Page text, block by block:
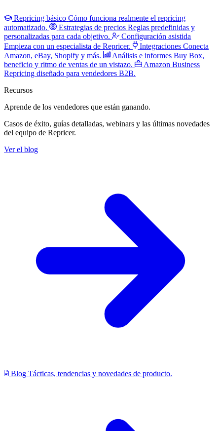
Repricing básico Cómo funciona realmente el repricing
automatizado.
Estrategias de precios Reglas predefinidas y
personalizadas para cada objetivo.
Configuración asistida
Empieza con un especialista de Repricer.
Integraciones Conecta
Amazon, eBay, Shopify y más.
Análisis e informes Buy Box,
beneficio y ritmo de ventas de un vistazo.
Amazon Business
Repricing diseñado para vendedores B2B.
Recursos
Aprende de los vendedores que están ganando.
Casos de éxito, guías detalladas, webinars y las últimas novedades
del equipo de Repricer.
Ver el blog
Blog Tácticas, tendencias y novedades de producto.